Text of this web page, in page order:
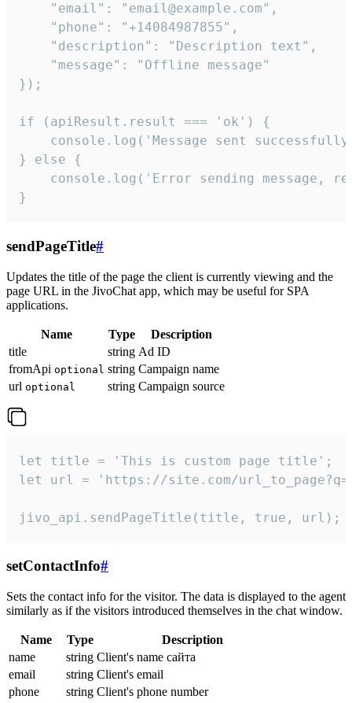
    "email": "email@example.com",
    "phone": "+14084987855",
    "description": "Description text",
    "message": "Offline message"
});
if (apiResult.result === 'ok') {
console.log('Message sent
} else {
console.log('Error sending message,
}
sendPageTitle#
Updates the title of the page the client is currently viewing and the
page URL in the JivoChat app, which may be useful for SPA
applications.
Name Type
Description
title
string Ad ID
fromApi optional string Campaign name
url optional string Campaign source
let title = 'This is custom page title';
let url = 'https://site.com/
jivo_api.sendPageTitle(title, true, url);
setContactInfo#
Sets the contact info for the visitor. The data is displayed to the agent
similarly as if the visitors introduced themselves in the chat window.
Name Type
Description
name
string Client's name сайта
email
string Client's email
phone
string Client's phone number